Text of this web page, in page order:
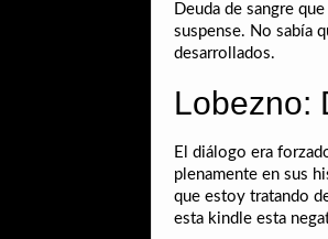
Deuda de sangre
suspense. No sabía
desarrollados.
Lobezno:
El diálogo era
plenamente en sus
que estoy tratando
esta kindle esta